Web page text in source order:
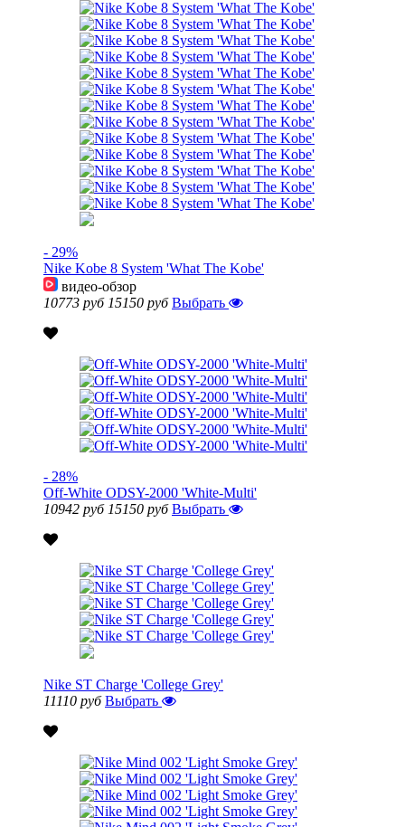
- 29%
Nike Kobe 8 System 'What The Kobe'
видео-обзор
10773 руб 15150 руб Выбрать
- 28%
Off-White ODSY-2000 'White-Multi'
10942 руб 15150 руб Выбрать
Nike ST Charge 'College Grey'
11110 руб Выбрать